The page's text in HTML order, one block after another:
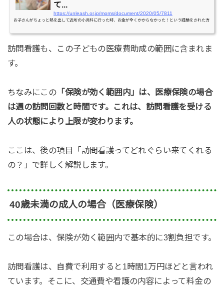
て...
https://unleash.or.jp/moms/document/2020/05/7811
お子さんがちょっと熱を出して近所の小児科に行った時、お金が全くかからなかった！という経験をされた方
った時は？
急な病気で入院してしまった…その時の入院費も全額無料なの？
何歳ぐらいまで無料なの？な
訪問看護も、この子どもの医療費助成の範囲に含まれま
す。
ちなみにこの 「保険が効く範囲内」は、医療保険の場合
は週の訪問回数と時間です。これは、訪問看護を受ける
人の状態により上限が変わります。
ここは、後の項目「訪問看護ってどれぐらい来てくれる
の？」で詳しく解説します。
40歳未満の成人の場合（医療保険）
この場合は、保険が効く範囲内で基本的に3割負担です。
訪問看護は、自費で利用すると1時間1万円ほどと言われ
ています。そこに、交通費や看護の内容によって料金の